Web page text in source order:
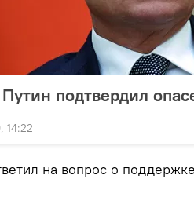
подтвердил
14:22
на вопрос о